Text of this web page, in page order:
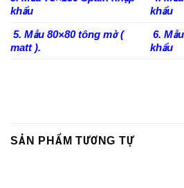
khẩu
khẩu
5. Mẫu 80×80 tông mờ (
matt ).
6.
khẩu
SẢN PHẨM TƯƠNG TỰ